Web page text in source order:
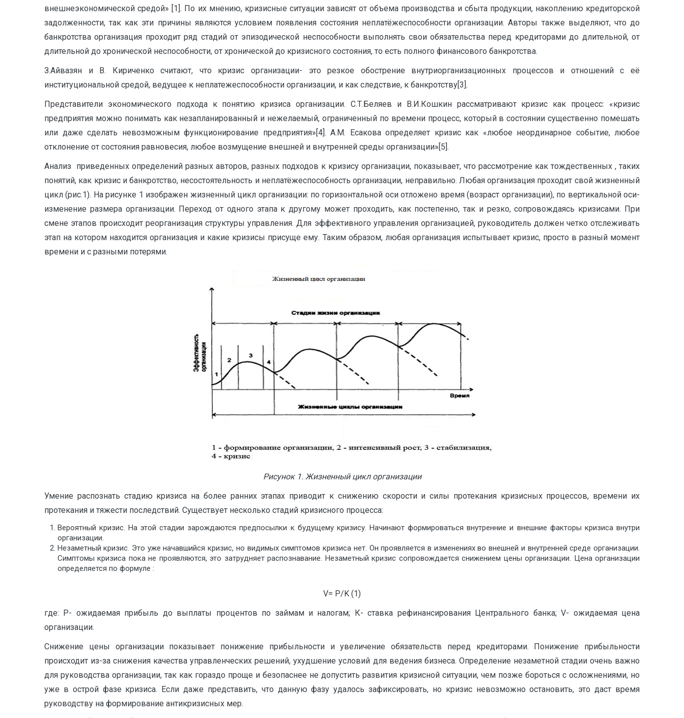
внешнеэкономической средой» [1]. По их мнению, кризисные ситуации зависят от объема производства и сбыта продукции, накоплению кредиторской
задолженности, так как эти причины являются условием появления состояния неплатёжеспособности организации. Авторы также выделяют, что до
банкротства организация проходит ряд стадий от эпизодической неспособности выполнять свои обязательства перед кредиторами до длительной, от
длительной до хронической неспособности, от хронической до кризисного состояния, то есть полного финансового банкротства.
З.Айвазян и В. Кириченко считают, что кризис организации- это резкое обострение внутриорганизационных процессов и отношений с её
институциональной средой, ведущее к неплатежеспособности организации, и как следствие, к банкротству[3].
Представители экономического подхода к понятию кризиса организации. С.Т.Беляев и В.И.Кошкин рассматривают кризис как процесс: «кризис
предприятия можно понимать как незапланированный и нежелаемый, ограниченный по времени процесс, который в состоянии существенно помешать
или даже сделать невозможным функционирование предприятия»[4]. А.М. Есакова определяет кризис как «любое неординарное событие, любое
отклонение от состояния равновесия, любое возмущение внешней и внутренней среды организации»[5].
Анализ приведенных определений разных авторов, разных подходов к кризису организации, показывает, что рассмотрение как тождественных , таких
понятий, как кризис и банкротство, несостоятельность и неплатёжеспособность организации, неправильно. Любая организация проходит свой жизненный
цикл (рис.1). На рисунке 1 изображен жизненный цикл организации: по горизонтальной оси отложено время (возраст организации), по вертикальной оси-
изменение размера организации. Переход от одного этапа к другому может проходить, как постепенно, так и резко, сопровождаясь кризисами. При
смене этапов происходит реорганизация структуры управления. Для эффективного управления организацией, руководитель должен четко отслеживать
этап на котором находится организация и какие кризисы присуще ему. Таким образом, любая организация испытывает кризис, просто в разный момент
времени и с разными потерями.
Рисунок 1. Жизненный цикл организации
Умение распознать стадию кризиса на более ранних этапах приводит к снижению скорости и силы протекания кризисных процессов, времени их
протекания и тяжести последствий. Существует несколько стадий кризисного процесса:
Вероятный кризис. На этой стадии зарождаются предпосылки к будущему кризису. Начинают формироваться внутренние и внешние факторы кризиса внутри
организации.
Незаметный кризис. Это уже начавшийся кризис, но видимых симптомов кризиса нет. Он проявляется в изменениях во внешней и внутренней среде организации.
Симптомы кризиса пока не проявляются, это затрудняет распознавание. Незаметный кризис сопровождается снижением цены организации. Цена организации
определяется по формуле :
V= P/K (1)
где: P- ожидаемая прибыль до выплаты процентов по займам и налогам; К- ставка рефинансирования Центрального банка; V- ожидаемая цена
организации.
Снижение цены организации показывает понижение прибыльности и увеличение обязательств перед кредиторами. Понижение прибыльности
происходит из-за снижения качества управленческих решений, ухудшение условий для ведения бизнеса. Определение незаметной стадии очень важно
для руководства организации, так как гораздо проще и безопаснее не допустить развития кризисной ситуации, чем позже бороться с осложнениями, но
уже в острой фазе кризиса. Если даже представить, что данную фазу удалось зафиксировать, но кризис невозможно остановить, это даст время
руководству на формирование антикризисных мер.